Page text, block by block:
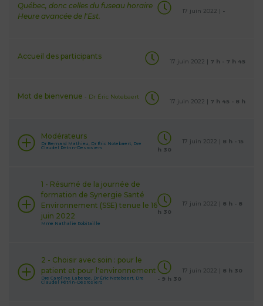
Québec, donc celles du fuseau horaire
Heure avancée de l'Est.
17 juin 2022 | -
Accueil des participants
17 juin 2022 | 7 h - 7 h 45
Mot de bienvenue - Dr Éric Notebaert
17 juin 2022 | 7 h 45 - 8 h
Modérateurs
Dr Bernard Mathieu, Dr Éric Notebaert, Dre
Claudel Pétrin-Desrosiers
17 juin 2022 | 8 h - 15
h 30
1 - Résumé de la journée de
formation de Synergie Santé
Environnement (SSE) tenue le 16
juin 2022
Mme Nathalie Robitaille
17 juin 2022 | 8 h - 8
h 30
2 - Choisir avec soin : pour le
patient et pour l'environnement
Dre Caroline Laberge, Dr Éric Notebaert, Dre
Claudel Pétrin-Desrosiers
17 juin 2022 | 8 h 30
- 9 h 30